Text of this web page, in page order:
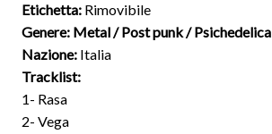
Etichetta:Rimovibile
Genere: Metal / Post punk / Psichedelica
Nazione:Italia
Tracklist:
1- Rasa
2- Vega